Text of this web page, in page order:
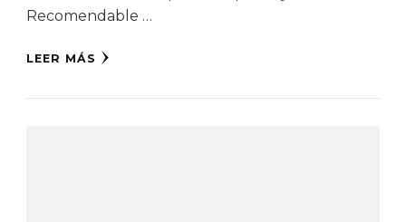
Recomendable …
LEER MÁS